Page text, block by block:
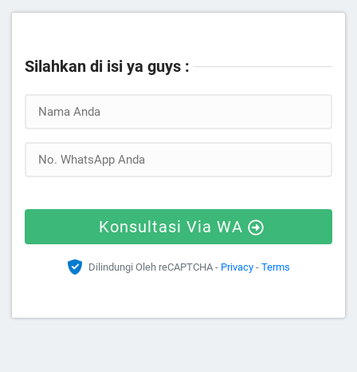
Silahkan di isi ya guys :
Konsultasi Via WA
Dilindungi Oleh reCAPTCHA - Privacy- Terms